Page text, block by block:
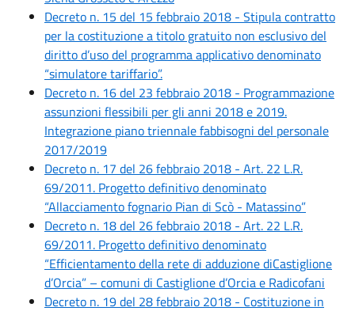
Decreto n. 15 del 15 febbraio 2018 - Stipula contratto
per la costituzione a titolo gratuito non esclusivo del
diritto d’uso del programma applicativo denominato
“simulatore tariffario”.
Decreto n. 16 del 23 febbraio 2018 - Programmazione
assunzioni flessibili per gli anni 2018 e 2019.
Integrazione piano triennale fabbisogni del personale
2017/2019
Decreto n. 17 del 26 febbraio 2018 - Art. 22 L.R.
69/2011. Progetto definitivo denominato
“Allacciamento fognario Pian di Scò - Matassino”
Decreto n. 18 del 26 febbraio 2018 - Art. 22 L.R.
69/2011. Progetto definitivo denominato
“Efficientamento della rete di adduzione diCastiglione
d’Orcia” – comuni di Castiglione d’Orcia e Radicofani
Decreto n. 19 del 28 febbraio 2018 - Costituzione in